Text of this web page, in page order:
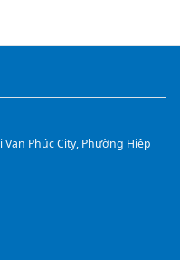
Phúc City, Phường Hiệp